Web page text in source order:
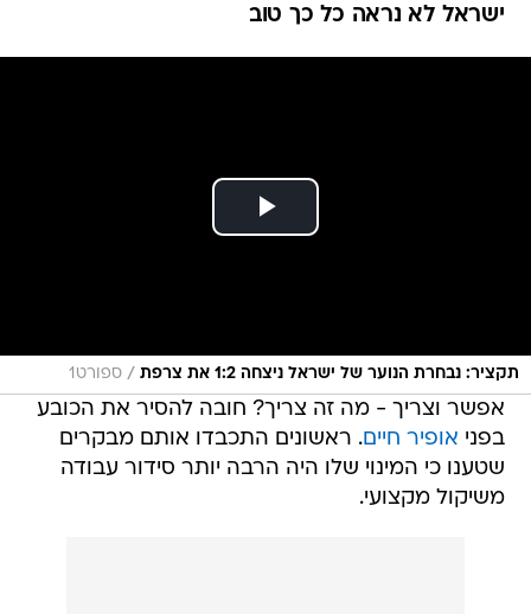
ישראל לא נראה כל כך טוב
תקציר: נבחרת הנוער של ישראל ניצחה 1:2 את צרפת / ספורט1
אפשר וצריך - מה זה צריך? חובה להסיר את הכובע
בפני אופיר חיים. ראשונים התכבדו אותם מבקרים
שטענו כי המינוי שלו היה הרבה יותר סידור עבודה
משיקול מקצועי.